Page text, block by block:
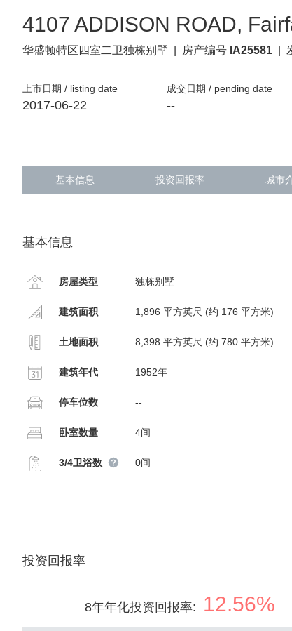
4107 ADDISON ROAD,
华盛顿特区 四室二卫独栋别墅 房产编号 IA25581
上市日期 / listing date
2017-06-22
成交日期 / pending date
--
基本信息 投资回报率 城市
基本信息
房屋类型 独栋别墅
建筑面积 1,896 平方英尺 (约 176 平方米)
土地面积 8,398 平方英尺 (约 780 平方米)
建筑年代 1952年
停车位数 --
卧室数量 4间
3/4卫浴数 0间
投资回报率
8年年化投资回报率: 12.56%